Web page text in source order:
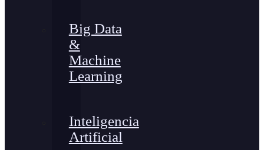
Big Data
&
Machine
Learning
Inteligencia
Artificial